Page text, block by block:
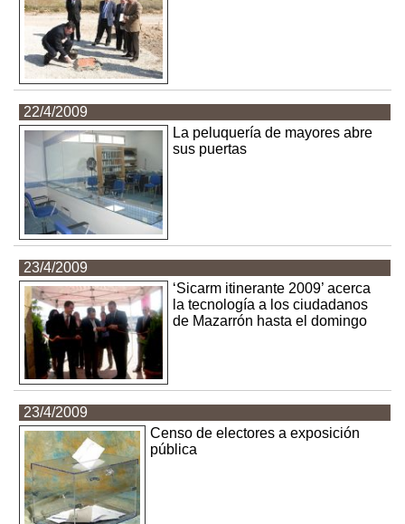
22/4/2009
La peluquería de mayores abre
sus puertas
23/4/2009
‘Sicarm itinerante 2009’ acerca
la tecnología a los ciudadanos
de Mazarrón hasta el domingo
23/4/2009
Censo de electores a exposición
pública